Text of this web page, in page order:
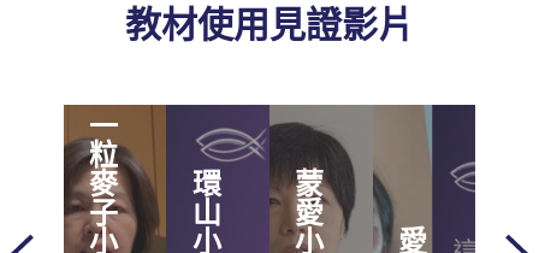
教材使用見證影片
一
粒
麥
子
小
環
山
小
蒙
愛
小
愛
營